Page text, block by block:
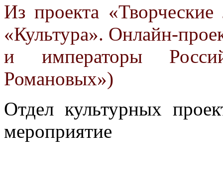
Из проекта
«Культура». Онлайн-
и императоры
Романовых»)
Отдел культурных
мероприятие